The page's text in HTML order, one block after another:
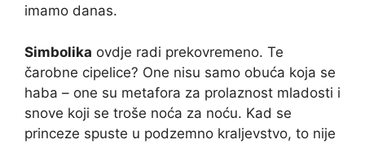
imamo danas.
Simbolika ovdje radi prekovremeno. Te
čarobne cipelice? One nisu samo obućа koja se
habа – one su metafora za prolaznost mladosti i
snove koji se troše noćа za noću. Kad se
princeze spuste u podzemno kraljevstvo, to nije